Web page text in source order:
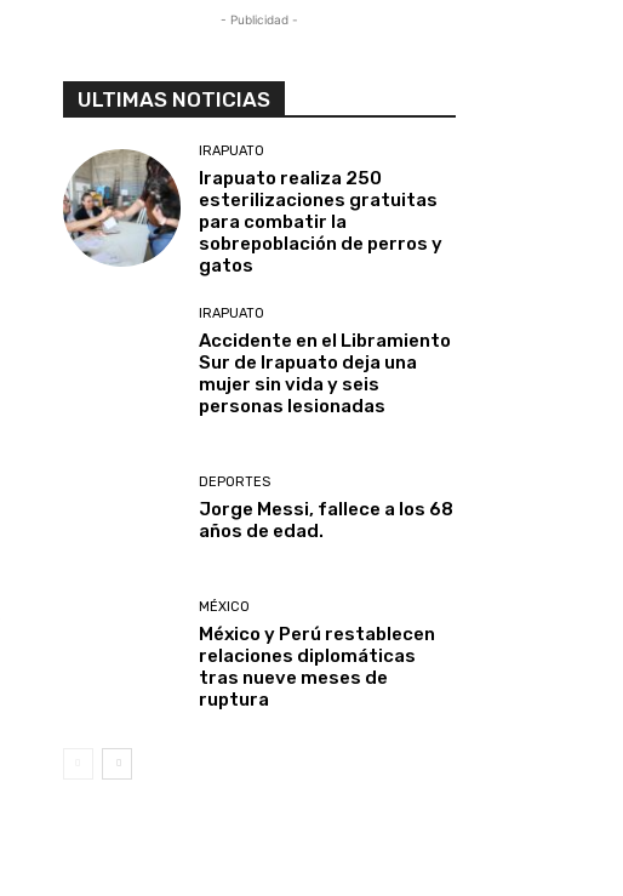
- Publicidad -
ULTIMAS NOTICIAS
IRAPUATO
Irapuato realiza 250
esterilizaciones gratuitas
para combatir la
sobrepoblación de perros y
gatos
IRAPUATO
Accidente en el Libramiento
Sur de Irapuato deja una
mujer sin vida y seis
personas lesionadas
DEPORTES
Jorge Messi, fallece a los 68
años de edad.
MÉXICO
México y Perú restablecen
relaciones diplomáticas
tras nueve meses de
ruptura